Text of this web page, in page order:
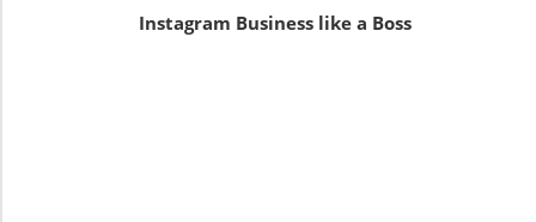
Instagram Business like a Boss